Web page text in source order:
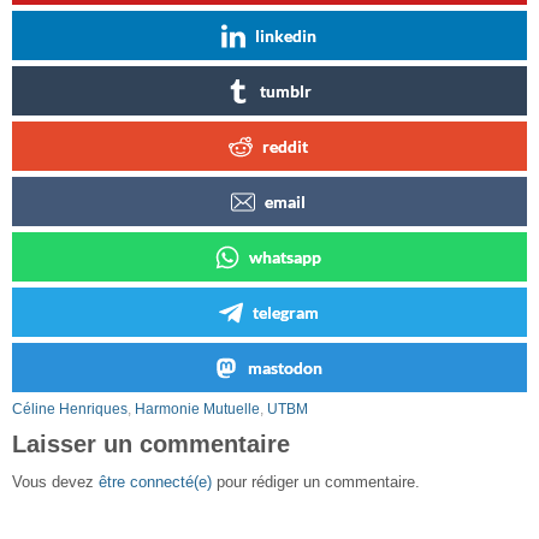
linkedin
tumblr
reddit
email
whatsapp
telegram
mastodon
Céline Henriques, Harmonie Mutuelle, UTBM
Laisser un commentaire
Vous devez être connecté(e) pour rédiger un commentaire.